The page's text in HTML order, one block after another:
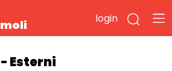
login
Esterni